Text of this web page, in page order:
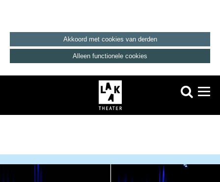
Akkoord met cookies van derden
Alleen functionele cookies